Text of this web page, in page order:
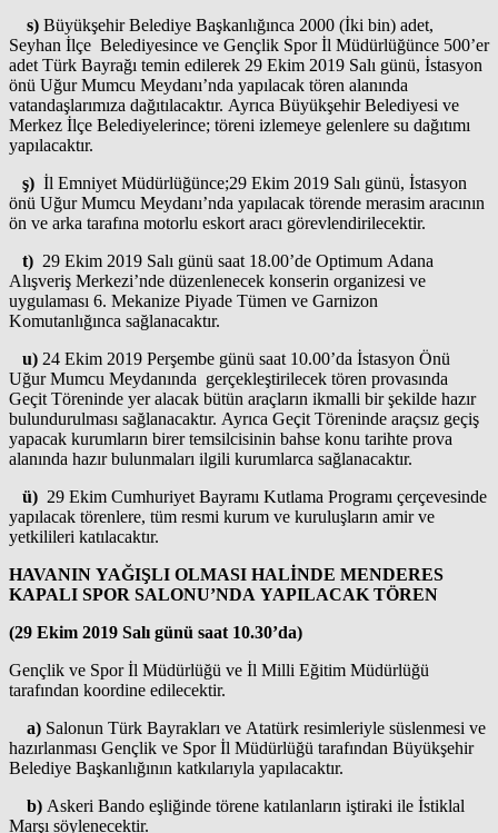
s) Büyükşehir Belediye Başkanlığınca 2000 (İki bin) adet,
Seyhan İlçe Belediyesince ve Gençlik Spor İl Müdürlüğünce 500’er
adet Türk Bayrağı temin edilerek 29 Ekim 2019 Salı günü, İstasyon
önü Uğur Mumcu Meydanı’nda yapılacak tören alanında
vatandaşlarımıza dağıtılacaktır. Ayrıca Büyükşehir Belediyesi ve
Merkez İlçe Belediyelerince; töreni izlemeye gelenlere su dağıtımı
yapılacaktır.
ş) İl Emniyet Müdürlüğünce;29 Ekim 2019 Salı günü, İstasyon
önü Uğur Mumcu Meydanı’nda yapılacak törende merasim aracının
ön ve arka tarafına motorlu eskort aracı görevlendirilecektir.
t) 29 Ekim 2019 Salı günü saat 18.00’de Optimum Adana
Alışveriş Merkezi’nde düzenlenecek konserin organizesi ve
uygulaması 6. Mekanize Piyade Tümen ve Garnizon
Komutanlığınca sağlanacaktır.
u) 24 Ekim 2019 Perşembe günü saat 10.00’da İstasyon Önü
Uğur Mumcu Meydanında gerçekleştirilecek tören provasında
Geçit Töreninde yer alacak bütün araçların ikmalli bir şekilde hazır
bulundurulması sağlanacaktır. Ayrıca Geçit Töreninde araçsız geçiş
yapacak kurumların birer temsilcisinin bahse konu tarihte prova
alanında hazır bulunmaları ilgili kurumlarca sağlanacaktır.
ü) 29 Ekim Cumhuriyet Bayramı Kutlama Programı çerçevesinde
yapılacak törenlere, tüm resmi kurum ve kuruluşların amir ve
yetkilileri katılacaktır.
HAVANIN YAĞIŞLI OLMASI HALİNDE MENDERES
KAPALI SPOR SALONU’NDA YAPILACAK TÖREN
(29 Ekim 2019 Salı günü saat 10.30’da)
Gençlik ve Spor İl Müdürlüğü ve İl Milli Eğitim Müdürlüğü
tarafından koordine edilecektir.
a) Salonun Türk Bayrakları ve Atatürk resimleriyle süslenmesi ve
hazırlanması Gençlik ve Spor İl Müdürlüğü tarafından Büyükşehir
Belediye Başkanlığının katkılarıyla yapılacaktır.
b) Askeri Bando eşliğinde törene katılanların iştiraki ile İstiklal
Marşı söylenecektir.